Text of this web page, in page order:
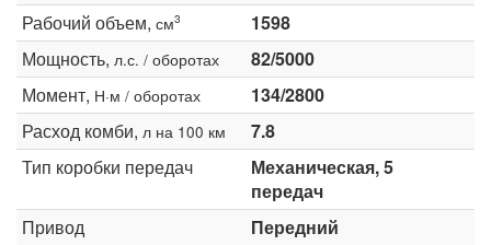
Рабочий объем, см3
1598
Мощность, л.с. / оборотах
82/5000
Момент, Н·м / оборотах
134/2800
Расход комби, л на 100 км
7.8
Тип коробки передач
Механическая, 5
передач
Привод
Передний